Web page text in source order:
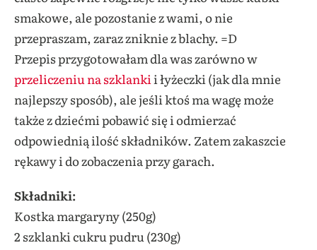
smakowe, ale pozostanie z wami, o nie
przepraszam, zaraz zniknie z blachy. =D
Przepis przygotowałam dla was zarówno w
przeliczeniu na szklanki i łyżeczki (jak dla mnie
najlepszy sposób), ale jeśli ktoś ma wagę może
także z dziećmi pobawić się i odmierzać
odpowiednią ilość składników. Zatem zakaszcie
rękawy i do zobaczenia przy garach.
Składniki:
Kostka margaryny (250g)
2 szklanki cukru pudru (230g)